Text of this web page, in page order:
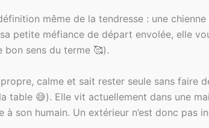
même de la tendresse : une
petite méfiance de départ envolée, elle
sens du terme 🥰).
calme et sait rester seule sans faire
table 😅). Elle vit actuellement dans une
à son humain. Un extérieur n’est donc pas